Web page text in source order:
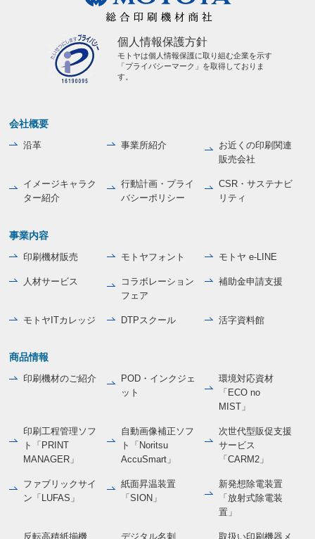
個人情報保護方針
モトヤは個人情報保護に取り組む企業を示す
「プライバシーマーク」を取得しておりま
す。
会社概要
沿革 事業所紹介
お近くの印刷関連
販売会社
イメージキャラク
ター紹介
行動計画・プライ
バシーポリシー
CSR・サステナビ
リティ
事業内容
印刷機材販売 モトヤフォント モトヤ e-LINE
人材サービス
コラボレーション
フェア
補助金申請支援
モトヤITカレッジ DTPスクール 活字資料館
商品情報
印刷機材のご紹介
POD・インクジェ
ット
環境対応資材
「ECO no
MIST」
印刷工程管理ソフ
ト「PRINT
MANAGER」
自動画像補正ソフ
ト「Noritsu
AccuSmart」
次世代型販促支援
サービス
「CARM2」
ファブリックサイ
ン「LUFAS」
紙面昇温装置
「SION」
新発想除電装置
「放射式除電装
置」
反転高積紙揃機 デジタル名刺 取扱い印刷機器メ